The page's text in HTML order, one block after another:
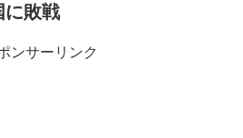
に敗戦
ンサーリンク